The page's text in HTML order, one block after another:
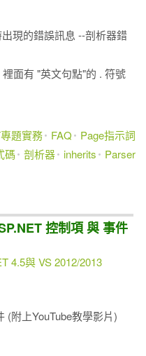
現的錯誤訊息 --剖析器錯
面有 "英文句點"的 . 符號
題實務 FAQ
Page指示詞
碼 剖析器 inherits Parser
控制項 與 事件
4.5與 VS 2012/2013
(附上YouTube教學影片)